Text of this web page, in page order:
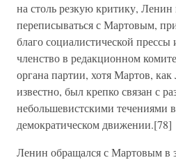
на столь резкую критику,
переписываться с Мартовым,
благо социалистической
членство в редакционном
органа партии, хотя Мартов,
известно, был крепко связан с
небольшевистскими течениями
демократическом движении.[78]
Ленин обращался с Мартовым в